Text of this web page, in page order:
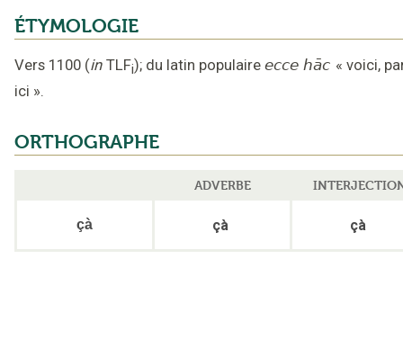
ÉTYMOLOGIE
Vers 1100 (in TLFi); du latin populaire ecce hāc « voici,
ici ».
ORTHOGRAPHE
ADVERBE
çà çà çà